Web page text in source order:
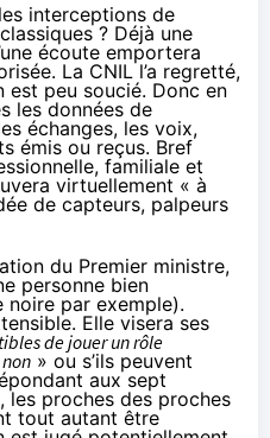
interceptions de
? Déjà une
écoute emportera
La CNIL l’a regretté,
est peu soucié. Donc en
les données de
échanges, les voix,
émis ou reçus. Bref
familiale et
virtuellement « à
de capteurs, palpeurs
du Premier ministre,
personne bien
par exemple).
Elle visera ses
de jouer un rôle
» ou s’ils peuvent
aux sept
proches des proches
tout autant être